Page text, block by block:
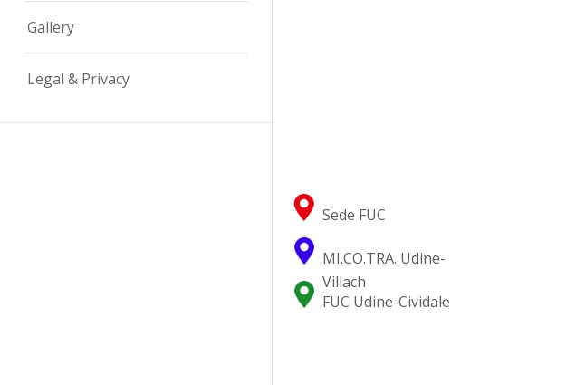
Gallery
Legal & Privacy
Sede FUC
MI.CO.TRA. Udine-
Villach
FUC Udine-Cividale